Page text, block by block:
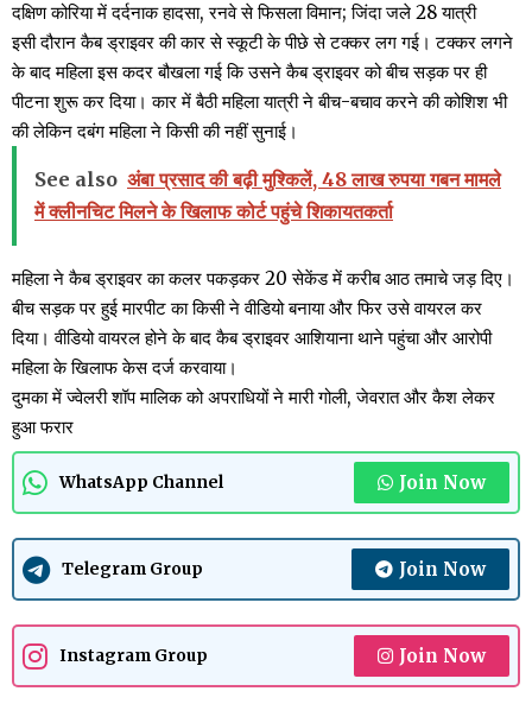
दक्षिण कोरिया में दर्दनाक हादसा, रनवे से फिसला विमान; जिंदा जले 28 यात्री
इसी दौरान कैब ड्राइवर की कार से स्कूटी के पीछे से टक्कर लग गई। टक्कर लगने
के बाद महिला इस कदर बौखला गई कि उसने कैब ड्राइवर को बीच सड़क पर ही
पीटना शुरू कर दिया। कार में बैठी महिला यात्री ने बीच-बचाव करने की कोशिश भी
की लेकिन दबंग महिला ने किसी की नहीं सुनाई।
See also अंबा प्रसाद की बढ़ी मुश्किलें, 48 लाख रुपया गबन मामले
में क्लीनचिट मिलने के खिलाफ कोर्ट पहुंचे शिकायतकर्ता
महिला ने कैब ड्राइवर का कलर पकड़कर 20 सेकेंड में करीब आठ तमाचे जड़ दिए।
बीच सड़क पर हुई मारपीट का किसी ने वीडियो बनाया और फिर उसे वायरल कर
दिया। वीडियो वायरल होने के बाद कैब ड्राइवर आशियाना थाने पहुंचा और आरोपी
महिला के खिलाफ केस दर्ज करवाया।
दुमका में ज्वेलरी शॉप मालिक को अपराधियों ने मारी गोली, जेवरात और कैश लेकर
हुआ फरार
WhatsApp Channel Join Now
Telegram Group Join Now
Instagram Group Join Now